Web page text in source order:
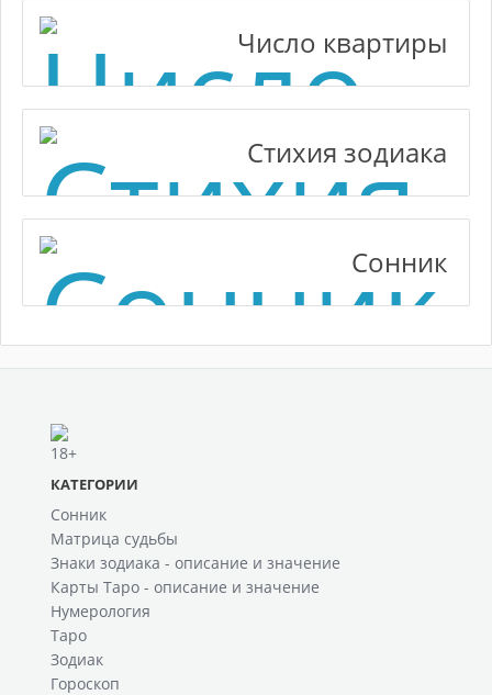
Число квартиры
Стихия зодиака
Сонник
КАТЕГОРИИ
Сонник
Матрица судьбы
Знаки зодиака - описание и значение
Карты Таро - описание и значение
Нумерология
Таро
Зодиак
Гороскоп